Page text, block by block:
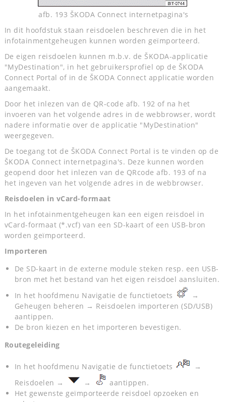
afb. 193 ŠKODA Connect internetpagina's
In dit hoofdstuk staan reisdoelen beschreven die in het
infotainmentgeheugen kunnen worden geïmporteerd.
De eigen reisdoelen kunnen m.b.v. de ŠKODA-applicatie
"MyDestination", in het gebruikersprofiel op de ŠKODA
Connect Portal of in de ŠKODA Connect applicatie worden
aangemaakt.
Door het inlezen van de QR-code afb. 192 of na het
invoeren van het volgende adres in de webbrowser, wordt
nadere informatie over de applicatie "MyDestination"
weergegeven.
De toegang tot de ŠKODA Connect Portal is te vinden op de
ŠKODA Connect internetpagina's. Deze kunnen worden
geopend door het inlezen van de QRcode afb. 193 of na
het ingeven van het volgende adres in de webbrowser.
Reisdoelen in vCard-formaat
In het infotainmentgeheugen kan een eigen reisdoel in
vCard-formaat (*.vcf) van een SD-kaart of een USB-bron
worden geïmporteerd.
Importeren
De SD-kaart in de externe module steken resp. een USB-
bron met het bestand van het eigen reisdoel aansluiten.
In het hoofdmenu Navigatie de functietoets
→
Geheugen beheren → Reisdoelen importeren (SD/USB)
aantippen.
De bron kiezen en het importeren bevestigen.
Routegeleiding
In het hoofdmenu Navigatie de functietoets
→
Reisdoelen →
→
aantippen.
Het gewenste geïmporteerde reisdoel opzoeken en